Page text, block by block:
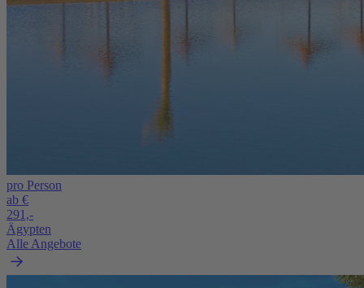
pro Person
ab €
291,-
Ägypten
Alle Angebote